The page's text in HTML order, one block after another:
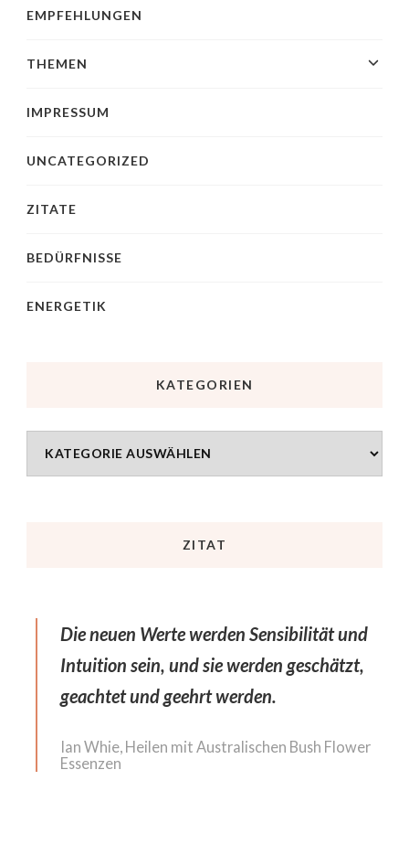
EMPFEHLUNGEN
THEMEN
IMPRESSUM
UNCATEGORIZED
ZITATE
BEDÜRFNISSE
ENERGETIK
KATEGORIEN
ZITAT
Die neuen Werte werden Sensibilität und
Intuition sein, und sie werden geschätzt,
geachtet und geehrt werden.
Ian Whie, Heilen mit Australischen Bush Flower
Essenzen